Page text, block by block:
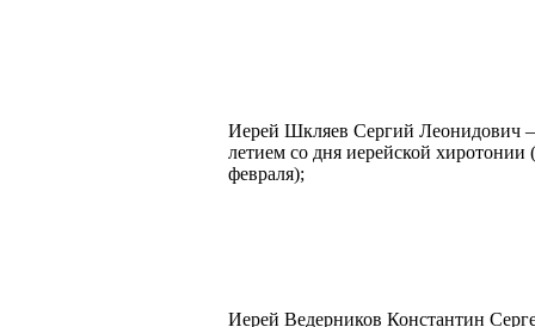
Иерей Шкляев Сергий Леонидович
летием со дня иерейской хиротонии
февраля);
Иерей Ведерников Константин